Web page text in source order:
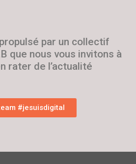
par un collectif
que nous vous invitons à
rater de l’actualité
#jesuisdigital